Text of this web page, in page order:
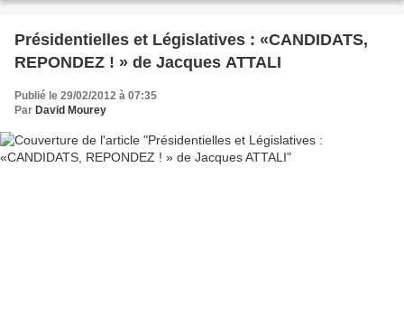
Présidentielles et Législatives : «CANDIDATS,
REPONDEZ ! » de Jacques ATTALI
Publié le 29/02/2012 à 07:35
Par David Mourey